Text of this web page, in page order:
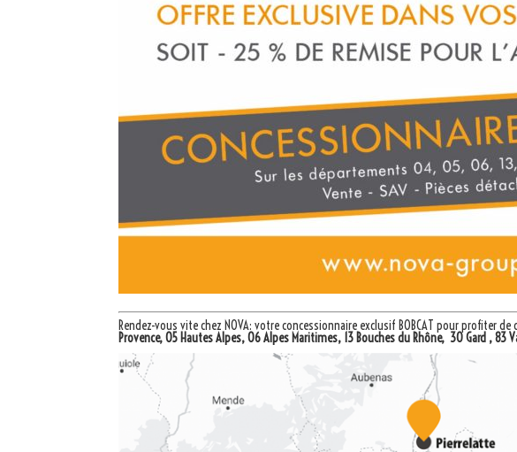
Rendez-vous vite chez NOVA: votreconcessionnaire exclusif BOBCAT pour profiter de
Provence, 05 Hautes Alpes, 06 Alpes Maritimes, 13 Bouches du Rhône, 30 Gard , 83